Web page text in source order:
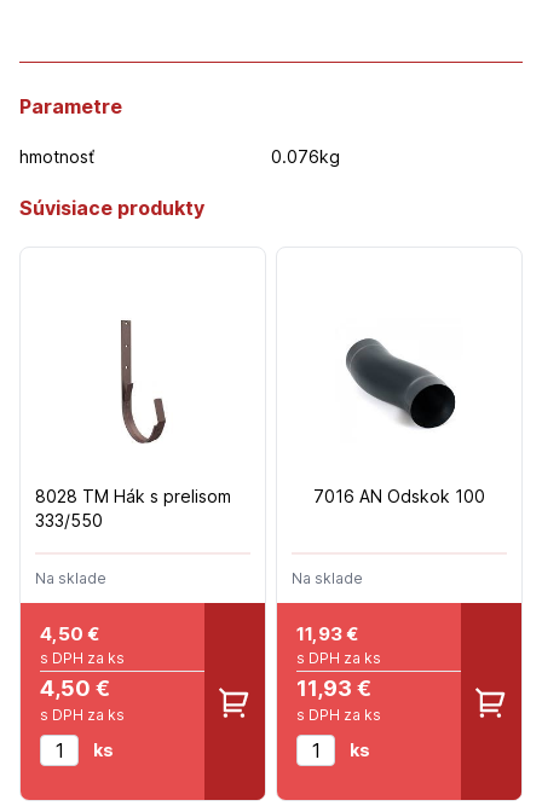
Parametre
hmotnosť 0.076kg
Súvisiace produkty
8028 TM Hák s prelisom
333/550
Na sklade
4,50 €
s DPH za ks
4,50 €
s DPH za ks
ks
7016 AN Odskok 100
Na sklade
11,93€
s DPH za ks
11,93 €
s DPH za ks
ks